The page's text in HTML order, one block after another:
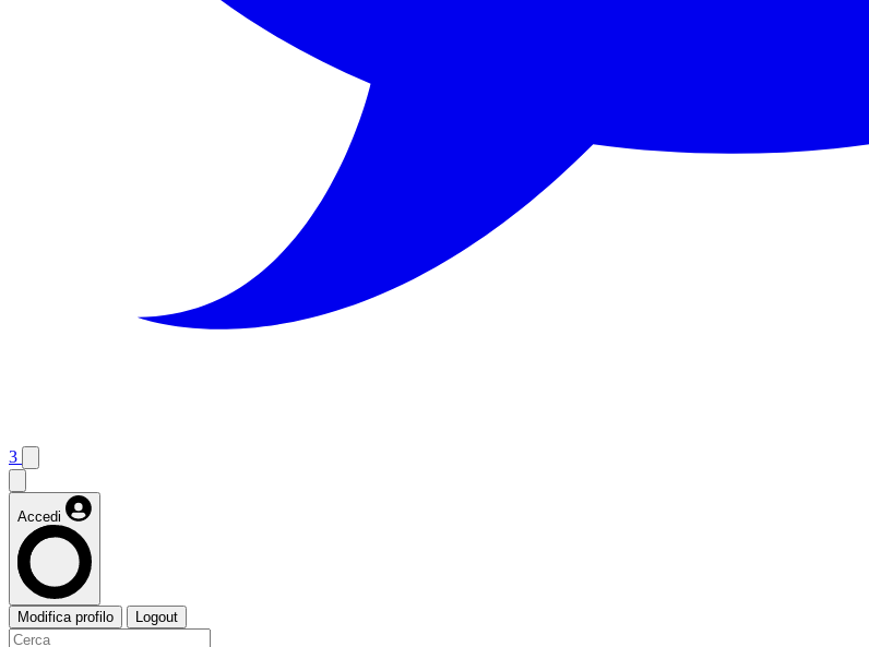
3
Accedi
Modifica profilo Logout